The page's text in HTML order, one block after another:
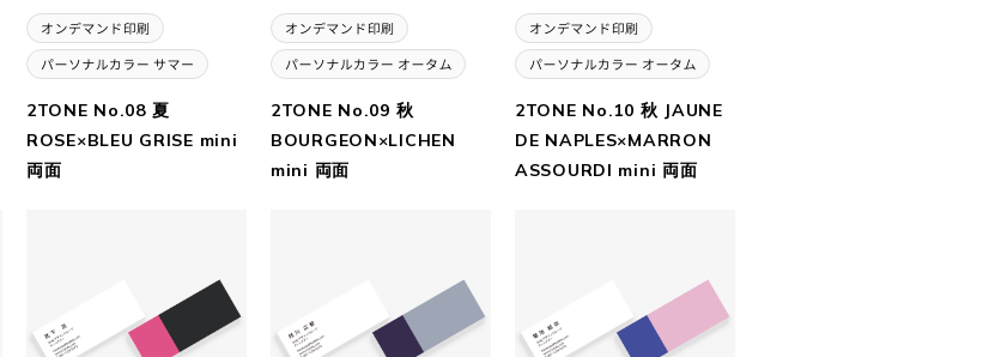
2TONE No.08 夏
ROSE×BLEU GRISE mini
両面
2TONE No.09 秋
BOURGEON×LICHEN
mini 両面
2TONE No.10 秋 JAUNE
DE NAPLES×MARRON
ASSOURDI mini 両面